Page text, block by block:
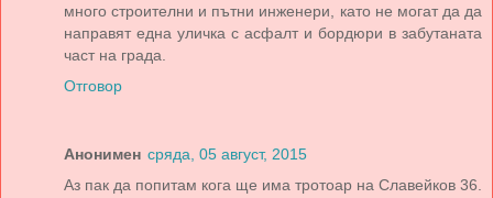
много строителни и пътни инженери, като не могат да да
направят една уличка с асфалт и бордюри в забутаната
част на града.
Отговор
Анонимен сряда, 05 август, 2015
Аз пак да попитам кога ще има тротоар на Славейков 36.